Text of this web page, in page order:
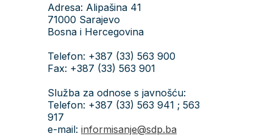
Adresa: Alipašina 41
71000 Sarajevo
Bosna i Hercegovina
Telefon: +387 (33) 563 900
Fax: +387 (33) 563 901
Služba za odnose s javnošću:
Telefon: +387 (33) 563 941 ; 563
917
e-mail: informisanje@sdp.ba